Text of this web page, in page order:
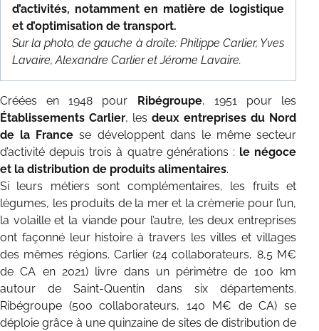
d’activités, notamment en matière de logistique
et d’optimisation de transport.
Sur la photo, de gauche à droite: Philippe Carlier, Yves
Lavaire, Alexandre Carlier et Jérome Lavaire.
Créées en 1948 pour Ribégroupe, 1951 pour les
Établissements Carlier, les deux entreprises du Nord
de la France se développent dans le même secteur
d’activité depuis trois à quatre générations : le négoce
et la distribution de produits alimentaires.
Si leurs métiers sont complémentaires, les fruits et
légumes, les produits de la mer et la crèmerie pour l’un,
la volaille et la viande pour l’autre, les deux entreprises
ont façonné leur histoire à travers les villes et villages
des mêmes régions. Carlier (24 collaborateurs, 8,5 M€
de CA en 2021) livre dans un périmètre de 100 km
autour de Saint-Quentin dans six départements.
Ribégroupe (500 collaborateurs, 140 M€ de CA) se
déploie grâce à une quinzaine de sites de distribution de